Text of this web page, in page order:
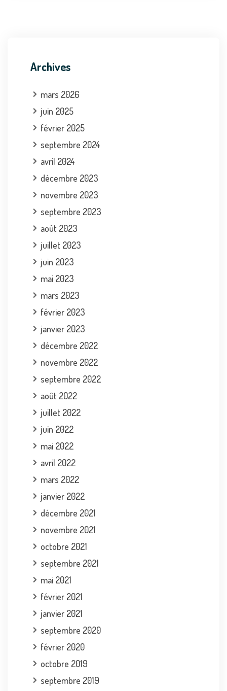
Archives
mars 2026
juin 2025
février 2025
septembre 2024
avril 2024
décembre 2023
novembre 2023
septembre 2023
août 2023
juillet 2023
juin 2023
mai 2023
mars 2023
février 2023
janvier 2023
décembre 2022
novembre 2022
septembre 2022
août 2022
juillet 2022
juin 2022
mai 2022
avril 2022
mars 2022
janvier 2022
décembre 2021
novembre 2021
octobre 2021
septembre 2021
mai 2021
février 2021
janvier 2021
septembre 2020
février 2020
octobre 2019
septembre 2019